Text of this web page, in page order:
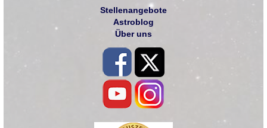
Stellenangebote
Astroblog
Über uns